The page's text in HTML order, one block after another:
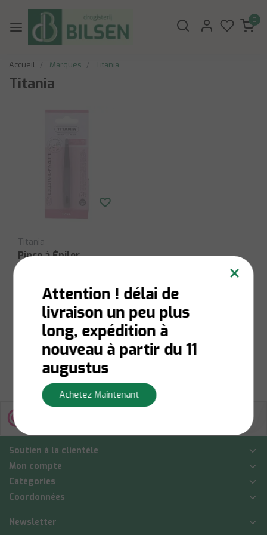
0
Accueil Marques Titania
Titania
Titania
Pince à Épiler
En stock:Livraison en 1
à 3 jours ouvrables
Afficher
Soutien à la clientèle
Mon compte
Catégories
Coordonnées
Newsletter
×
Attention ! délai de
livraison un peu plus
long, expédition à
nouveau à partir du 11
augustus
Achetez Maintenant